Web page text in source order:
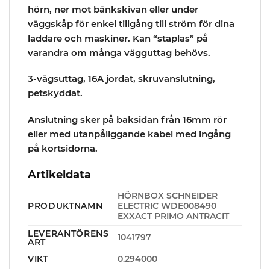
hörn, ner mot bänkskivan eller under
väggskåp för enkel tillgång till ström för dina
laddare och maskiner. Kan “staplas” på
varandra om många vägguttag behövs.
3-vägsuttag, 16A jordat, skruvanslutning,
petskyddat.
Anslutning sker på baksidan från 16mm rör
eller med utanpåliggande kabel med ingång
på kortsidorna.
Artikeldata
PRODUKTNAMN
HÖRNBOX SCHNEIDER
ELECTRIC WDE008490
EXXACT PRIMO ANTRACIT
LEVERANTÖRENS
ART
1041797
VIKT 0.294000